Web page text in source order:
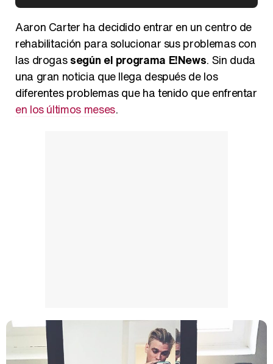
Aaron Carter ha decidido entrar en un centro de
rehabilitación para solucionar sus problemas con
las drogassegún el programa E!News. Sin duda
una gran noticia que llega después de los
diferentes problemas que ha tenido que enfrentar
en los últimos meses.